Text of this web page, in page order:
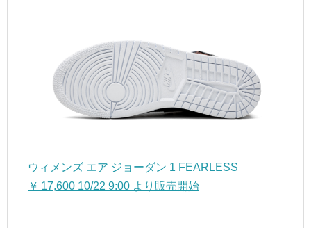
ウィメンズ エア ジョーダン 1 FEARLESS
￥ 17,600 10/22 9:00 より販売開始